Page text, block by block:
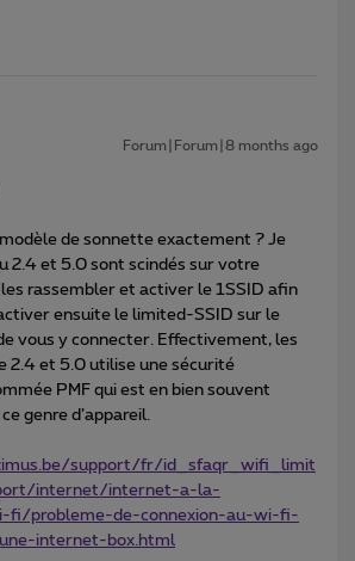
Forum|Forum|8 months ago
de sonnette exactement ? Je
2.4 et 5.0 sont scindés sur votre
rassembler et activer le 1SSID afin
ensuite le limited-SSID sur le
vous y connecter. Effectivement, les
2.4 et 5.0 utilise une sécurité
PMF qui est en bien souvent
genre d’appareil.
support/fr/id_sfaqr_wifi_limit
internet/internet-a-la-
fi/probleme-de-connexion-au-wi-fi-
internet-box.html